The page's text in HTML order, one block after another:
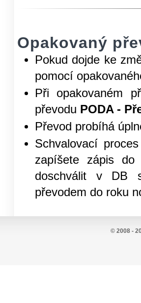
Opakovaný
Pokud dojde ke
pomocí
Při opakovaném
převodu PODA -
Převod probíhá
Schvalovací
zapíšete zápis
doschválit v DB
převodem do roku
© 2008 -